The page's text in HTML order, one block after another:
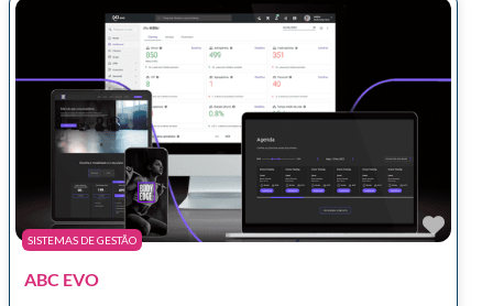
SISTEMAS DE GESTÃO
ABC EVO